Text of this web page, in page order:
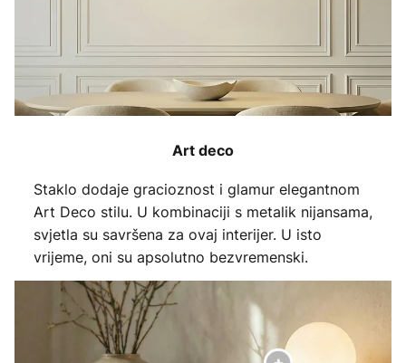
Art deco
Staklo dodaje gracioznost i glamur elegantnom
Art Deco stilu. U kombinaciji s metalik nijansama,
svjetla su savršena za ovaj interijer. U isto
vrijeme, oni su apsolutno bezvremenski.